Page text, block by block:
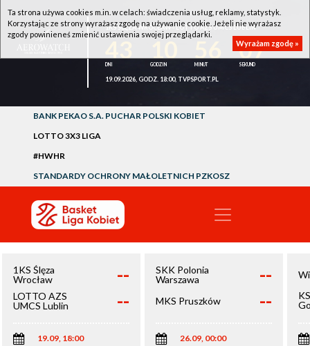
1KS ŚLĘZA WROCŁAW - LOTTO AZS UMCS LUBLIN
06
19.09.2026, GODZ. 18:00, TVPSPORT.PL
BANK PEKAO S.A. PUCHAR POLSKI KOBIET
LOTTO 3X3 LIGA
#HWHR
STANDARDY OCHRONY MAŁOLETNICH PZKOSZ
1KS Ślęza
Wrocław
--
LOTTO AZS
UMCS Lublin
--
19.09, 18:00
SKK Polonia
Warszawa
--
MKS Pruszków --
26.09, 00:00
Ta strona używa cookies m.in. w celach: świadczenia usług, reklamy, statystyk.
Korzystając ze strony wyrażasz zgodę na używanie cookie. Jeżeli nie wyrażasz
zgody powinieneś zmienić ustawienia swojej przeglądarki.
Wyrażam zgodę »